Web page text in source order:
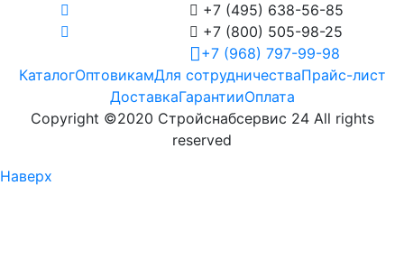
 +7 (495) 638-56-85
 +7 (800) 505-98-25
+7 (968) 797-99-98
КаталогОптовикамДля сотрудничестваПрайс-лист
ДоставкаГарантииОплата
Copyright ©2020 Стройснабсервис 24 All rights
reserved
Наверх